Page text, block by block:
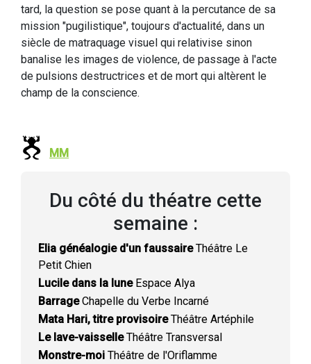
tard, la question se pose quant à la percutance de sa
mission "pugilistique", toujours d'actualité, dans un
siècle de matraquage visuel qui relativise sinon
banalise les images de violence, de passage à l'acte
de pulsions destructrices et de mort qui altèrent le
champ de la conscience.
MM
Du côté du théatre cette
semaine :
Elia généalogie d'un faussaireThéâtre Le
Petit Chien
Lucile dans la luneEspace Alya
BarrageChapelle du Verbe Incarné
Mata Hari, titre provisoireThéâtre Artéphile
Le lave-vaisselleThéâtre Transversal
Monstre-moi Théâtre de l'Oriflamme